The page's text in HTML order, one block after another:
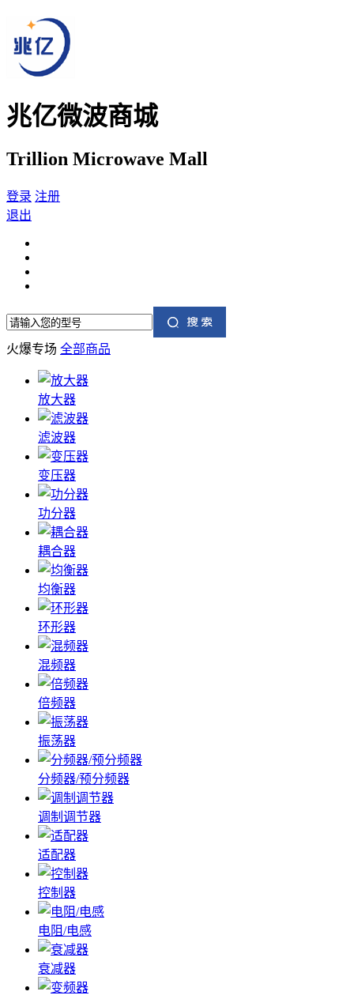
兆亿微波商城
Trillion Microwave Mall
登录 注册
退出
火爆专场 全部商品
放大器
滤波器
变压器
功分器
耦合器
均衡器
环形器
混频器
倍频器
振荡器
分频器/预分频器
调制调节器
适配器
控制器
电阻/电感
衰减器